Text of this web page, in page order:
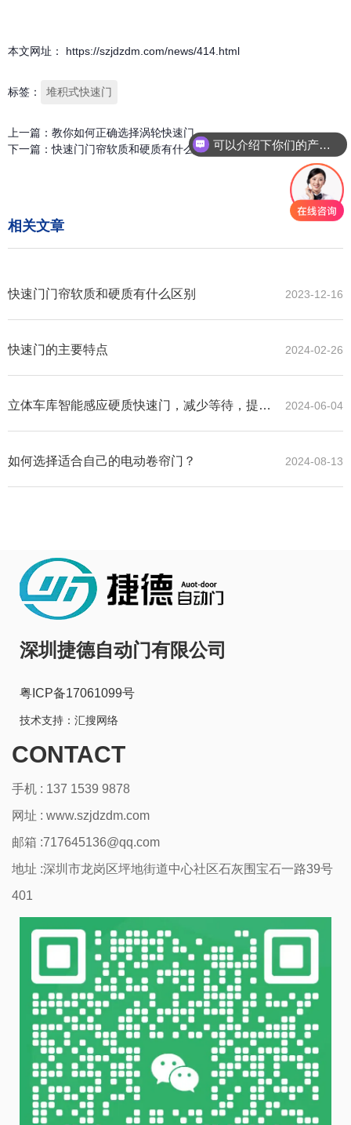
本文网址： https://szjdzdm.com/news/414.html
标签： 堆积式快速门
上一篇： 教你如何正确选择涡轮快速门
下一篇：快速门门帘软质和硬质有什么区别
相关文章
2023-12-16
快速门门帘软质和硬质有什么区别
2024-02-26
快速门的主要特点
2024-06-04
立体车库智能感应硬质快速门，减少等待，提高
效率
2024-08-13
如何选择适合自己的电动卷帘门？
深圳捷德自动门有限公司
粤ICP备17061099号
技术支持： 汇搜网络
CONTACT
手机 : 137 1539 9878
网址 : www.szjdzdm.com
邮箱 :717645136@qq.com
地址 :深圳市龙岗区坪地街道中心社区石灰围宝石一路39号
401
可以介绍下你们的产品么
你们是怎么收费的呢